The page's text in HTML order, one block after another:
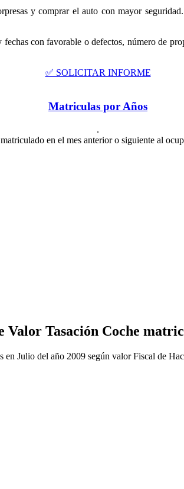
y comprar el auto con mayor
con favorable o defectos, número de
✅ SOLICITAR INFORME
Matriculas por Años
.
en el mes anterior o siguiente al
Valor Tasación Coche
Julio del año 2009 según valor Fiscal de